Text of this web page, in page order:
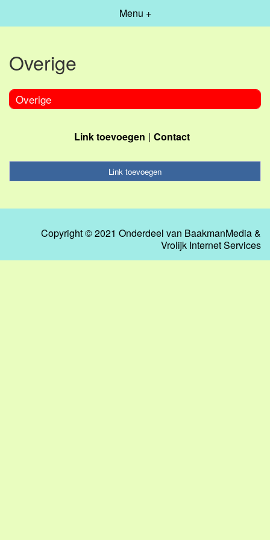
Menu +
Overige
Overige
Link toevoegen Contact
Link toevoegen
Copyright © 2021 Onderdeel van BaakmanMedia&
Vrolijk Internet Services